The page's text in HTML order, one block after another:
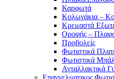
Καρφωτά
Κολωνάκια –
Κρεμαστά
Οροφής –
Προβολείς
Φωτιστικά
Φωτιστικά
Ανταλλακτικά
Επαγγελματικος